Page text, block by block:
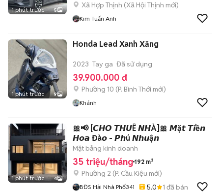
1 phút trước 5
Xã Hợp Thịnh (Xã Hội Thịnh mới)
Kim Tuấn Anh
1 phút trước 9
Honda Lead Xanh Xăng
2023 Tay ga Đã sử dụng
39.900.000 đ
Phường 10 (P. Bình Thới mới)
Khánh
1 phút trước 4
🎀📢 [𝘾𝙃𝙊 𝙏𝙃𝙐Ê 𝙉𝙃À]🎀 𝙈ặ𝙩 𝙏𝙞ề𝙣
𝙃𝙤𝙖 Đà𝙤 - 𝙋𝙝ú 𝙉𝙝𝙪ậ𝙣
Mặt bằng kinh doanh
35 triệu/tháng 192 m²
Phường 2 (P. Cầu Kiệu mới)
BĐS Hải Nhà Phố341 5.0 1 đã bán